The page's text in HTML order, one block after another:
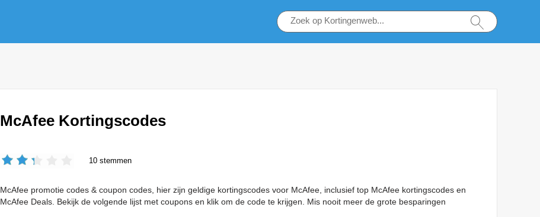
McAfee Kortingscodes
10 stemmen
McAfee promotie codes & coupon codes, hier zijn geldige kortingscodes voor McAfee, inclusief top McAfee kortingscodes en
McAfee Deals. Bekijk de volgende lijst met coupons en klik om de code te krijgen. Mis nooit meer de grote besparingen